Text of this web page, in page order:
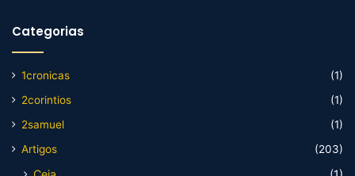
Categorias
1cronicas
(1)
2corintios
(1)
2samuel
(1)
Artigos
(203)